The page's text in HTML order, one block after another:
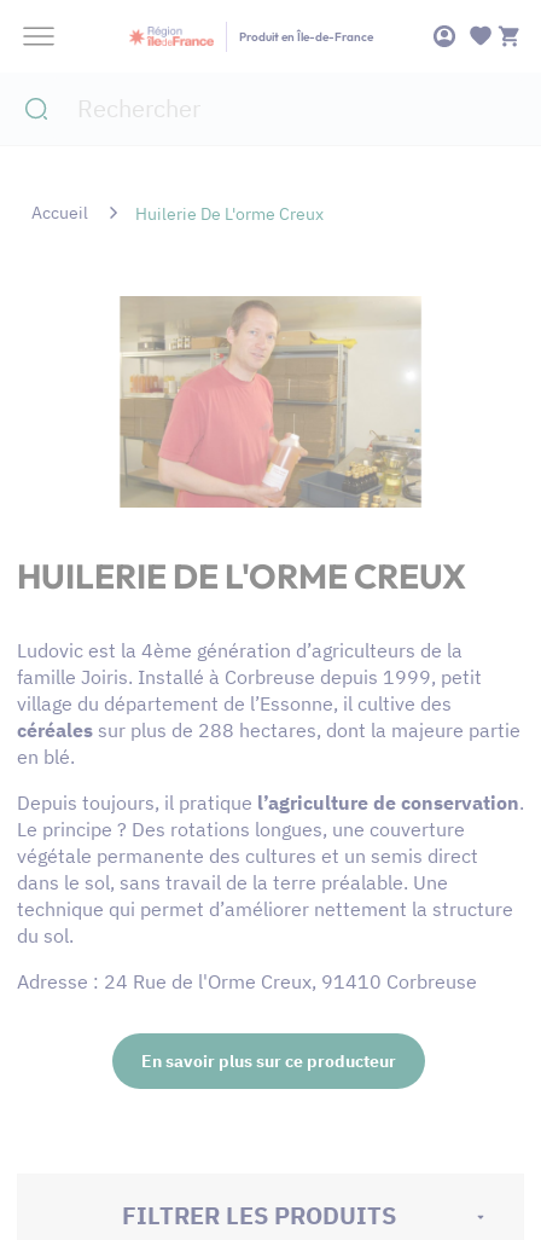
Produit en Île-de-France
Accueil Huilerie De L'orme Creux
HUILERIE DE L'ORME CREUX
Ludovic est la 4ème génération d’agriculteurs de la
famille Joiris. Installé à Corbreuse depuis 1999, petit
village du département de l’Essonne, il cultive des
céréales sur plus de 288 hectares, dont la majeure partie
en blé.
Depuis toujours, il pratique l’agriculture de conservation.
Le principe ? Des rotations longues, une couverture
végétale permanente des cultures et un semis direct
dans le sol, sans travail de la terre préalable. Une
technique qui permet d’améliorer nettement la structure
du sol.
Adresse : 24 Rue de l'Orme Creux, 91410 Corbreuse
En savoir plus sur ce producteur
FILTRER LES PRODUITS